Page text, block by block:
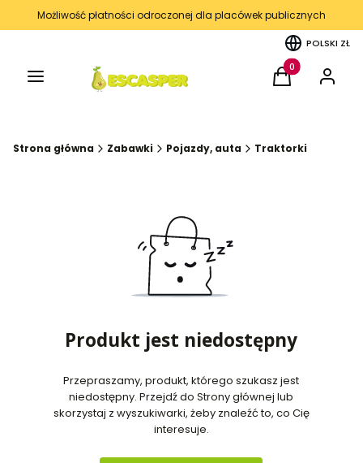
Możliwość płatności odroczonej dla placówek publicznych
POLSKI ZŁ
Menu Produkty w
Koszyk Zaloguj
Strona główna Zabawki Pojazdy, auta Traktorki
Produkt jest niedostępny
Przepraszamy, produkt, którego szukasz jest
niedostępny. Przejdź do Strony głównej lub
skorzystaj z wyszukiwarki, żeby znaleźć to, co Cię
interesuje.